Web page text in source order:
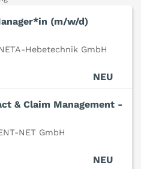
(m/w/d)
Hebetechnik GmbH
NEU
& Claim Management -
NET GmbH
NEU